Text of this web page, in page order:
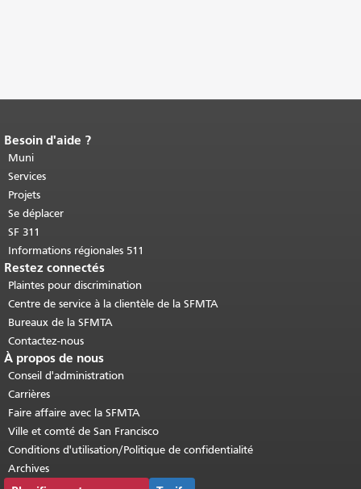
Fin du contenu de la page.
cette page se répète sur chaque page.
Retour au haut du contenu principal
Besoin d'aide ?
Muni
Services
Projets
Se déplacer
SF 311
Informations régionales 511
Restez connectés
Plaintes pour discrimination
Centre de service à la clientèle de la SFMTA
Bureaux de la SFMTA
Contactez-nous
À propos de nous
Conseil d'administration
Carrières
Faire affaire avec la SFMTA
Ville et comté de San Francisco
Conditions d'utilisation/Politique de confidentialité
Archives